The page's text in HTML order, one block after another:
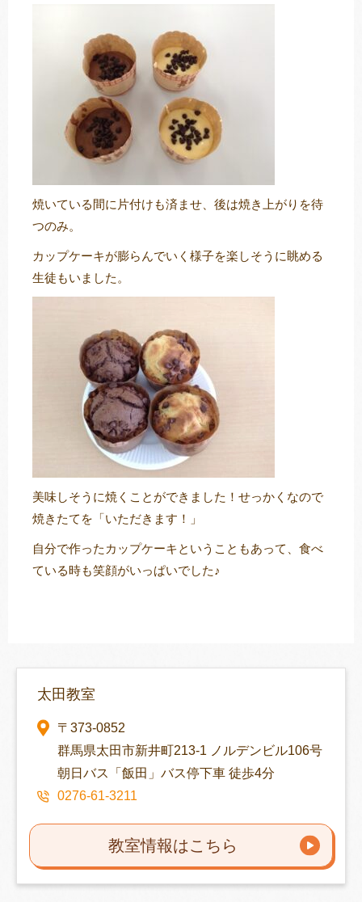
焼いている間に片付けも済ませ、後は焼き上がりを待
つのみ。
カップケーキが膨らんでいく様子を楽しそうに眺める
生徒もいました。
美味しそうに焼くことができました！せっかくなので
焼きたてを「いただきます！」
自分で作ったカップケーキということもあって、食べ
ている時も笑顔がいっぱいでした♪
太田教室
〒373-0852
群馬県太田市新井町213-1 ノルデンビル106号
朝日バス「飯田」バス停下車 徒歩4分
0276-61-3211
教室情報はこちら